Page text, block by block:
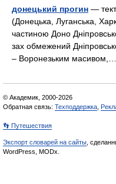
донецький прогин —
(Донецька, Луганська,
частиною Доно
зах обмежений
– Воронезьким
© Академик, 2000-2026
Обратная связь: Техподдержка
👣 Путешествия
Экспорт словарей на сайты ,
WordPress, MODx.